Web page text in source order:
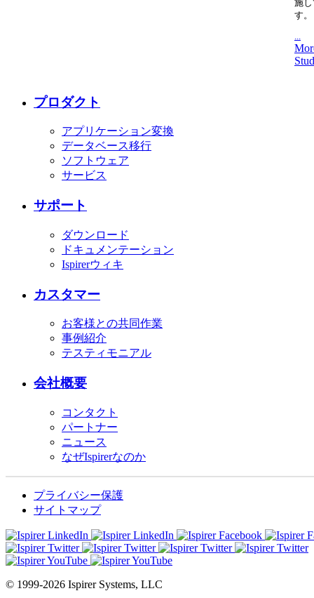
施
す。
...
プロダクト
アプリケーション変換
データベース移行
ソフトウェア
サービス
サポート
ダウンロード
ドキュメンテーション
Ispirerウィキ
カスタマー
お客様との共同作業
事例紹介
テスティモニアル
会社概要
コンタクト
パートナー
ニュース
なぜIspirerなのか
プライバシー保護
サイトマップ
© 1999-2026 Ispirer Systems, LLC